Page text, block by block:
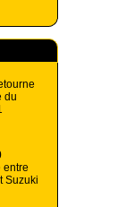
du
entre
Suzuki